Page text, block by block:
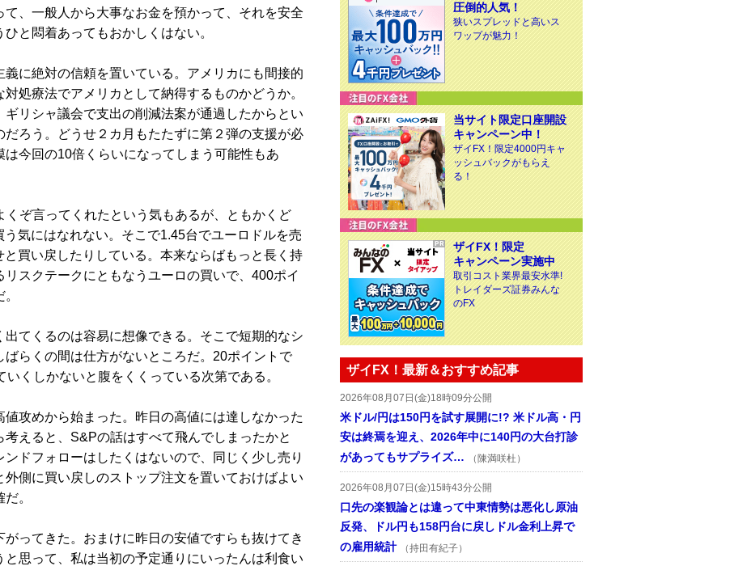
、一般人から大事なお金を預かって、それを安全
と悶着あってもおかしくはない。
に絶対の信頼を置いている。アメリカにも間接的
処療法でアメリカとして納得するものかどうか。
リシャ議会で支出の削減法案が通過したからとい
ろう。どうせ２カ月もたたずに第２弾の支援が必
今回の10倍くらいになってしまう可能性もあ
ぞ言ってくれたという気もあるが、ともかくど
気にはなれない。そこで1.45台でユーロドルを売
買い戻したりしている。本来ならばもっと長く持
スクテークにともなうユーロの買いで、400ポイ
てくるのは容易に想像できる。そこで短期的なシ
らくの間は仕方がないところだ。20ポイントで
くしかないと腹をくくっている次第である。
攻めから始まった。昨日の高値には達しなかった
えると、S&Pの話はすべて飛んでしまったかと
ドフォローはしたくはないので、同じく少し売り
側に買い戻しのストップ注文を置いておけばよい
。
ってきた。おまけに昨日の安値ですらも抜けてき
思って、私は当初の予定通りにいったんは利食い
圧倒的人気！
狭いスプレッドと高いス
ワップが魅力！
当サイト限定口座開設
キャンペーン中！
ザイFX！限定4000円キャ
ッシュバックがもらえ
る！
ザイFX！限定
キャンペーン実施中
取引コスト業界最安水準!
トレイダーズ証券みんな
のFX
ザイFX！最新＆おすすめ記事
2026年08月07日(金)18時09分公開
米ドル/円は150円を試す展開に!? 米ドル高・円
安は終焉を迎え、2026年中に140円の大台打診
があってもサプライズ…
（陳満咲杜）
2026年08月07日(金)15時43分公開
口先の楽観論とは違って中東情勢は悪化し原油
反発、ドル円も158円台に戻しドル金利上昇で
の雇用統計
（持田有紀子）